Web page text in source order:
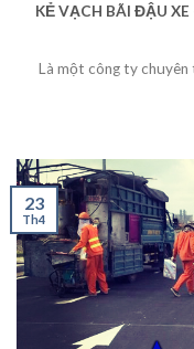
KẺ VẠCH BÃI ĐẬU
Là một công ty chuyên
23
Th4